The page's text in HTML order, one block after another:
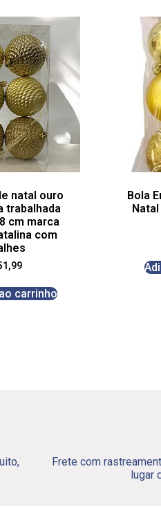
natal ouro
trabalhada
cm marca
com
carrinho
Bola
Frete com
lugar